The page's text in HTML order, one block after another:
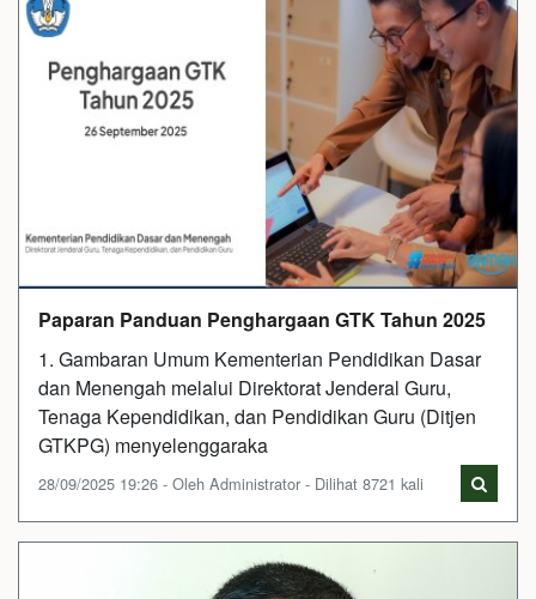
Paparan Panduan Penghargaan GTK Tahun 2025
1. Gambaran Umum Kementerian Pendidikan Dasar
dan Menengah melalui Direktorat Jenderal Guru,
Tenaga Kependidikan, dan Pendidikan Guru (Ditjen
GTKPG) menyelenggaraka
28/09/2025 19:26 - Oleh Administrator - Dilihat 8721 kali